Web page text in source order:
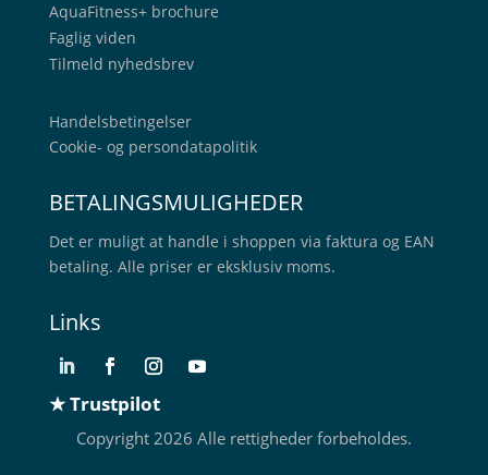
AquaFitness+ brochure
Faglig viden
Tilmeld nyhedsbrev
Handelsbetingelser
Cookie- og persondatapolitik
BETALINGSMULIGHEDER
Det er muligt at handle i shoppen via faktura og EAN
betaling. Alle priser er eksklusiv moms.
Links
★ Trustpilot
Copyright 2026 Alle rettigheder forbeholdes.